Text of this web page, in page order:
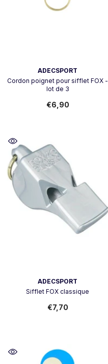
ADECSPORT
Cordon poignet pour sifflet FOX -
lot de 3
€6,90
ADECSPORT
Sifflet FOX classique
€7,70